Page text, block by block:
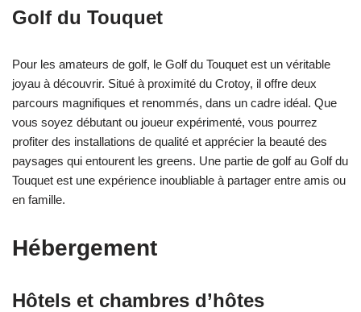
Golf du Touquet
Pour les amateurs de golf, le Golf du Touquet est un véritable
joyau à découvrir. Situé à proximité du Crotoy, il offre deux
parcours magnifiques et renommés, dans un cadre idéal. Que
vous soyez débutant ou joueur expérimenté, vous pourrez
profiter des installations de qualité et apprécier la beauté des
paysages qui entourent les greens. Une partie de golf au Golf du
Touquet est une expérience inoubliable à partager entre amis ou
en famille.
Hébergement
Hôtels et chambres d’hôtes